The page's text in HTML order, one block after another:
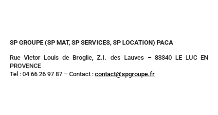
SP GROUPE (SP MAT, SP SERVICES, SP LOCATION) PACA
Rue Victor Louis de Broglie, Z.I. des Lauves – 83340 LE LUC EN
PROVENCE
Tel : 04 66 26 97 87 – Contact : contact@spgroupe.fr